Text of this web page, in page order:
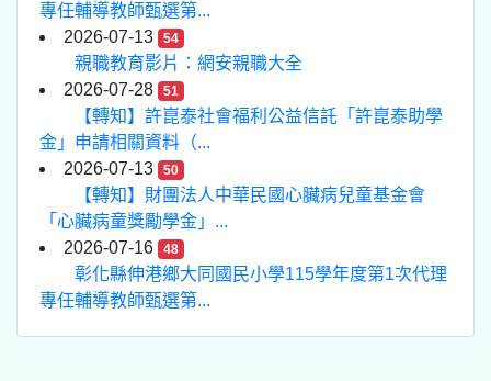
專任輔導教師甄選第...
2026-07-13
54
親職教育影片：網安親職大全
2026-07-28
51
【轉知】許崑泰社會福利公益信託「許崑泰助學
金」申請相關資料（...
2026-07-13
50
【轉知】財團法人中華民國心臟病兒童基金會
「心臟病童獎勵學金」...
2026-07-16
48
彰化縣伸港鄉大同國民小學115學年度第1次代理
專任輔導教師甄選第...